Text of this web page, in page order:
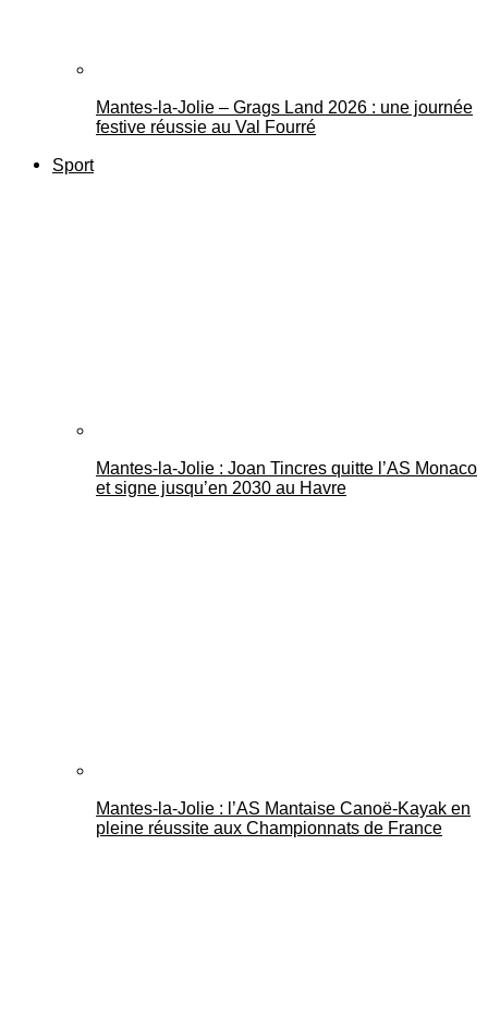
Mantes-la-Jolie – Grags Land 2026 : une journée
festive réussie au Val Fourré
Sport
Mantes-la-Jolie : Joan Tincres quitte l’AS Monaco
et signe jusqu’en 2030 au Havre
Mantes-la-Jolie : l’AS Mantaise Canoë‑Kayak en
pleine réussite aux Championnats de France